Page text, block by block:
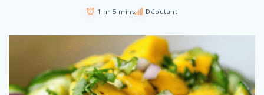
1 hr 5 mins Débutant